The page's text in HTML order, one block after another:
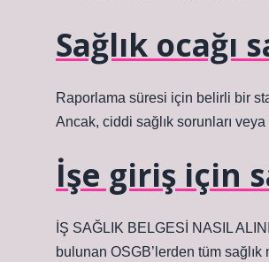
Sağlık ocağı
Raporlama süresi için belirli bir
Ancak, ciddi sağlık sorunları
İşe giriş için
İŞ SAĞLIK BELGESİ NASIL
bulunan OSGB’lerden tüm